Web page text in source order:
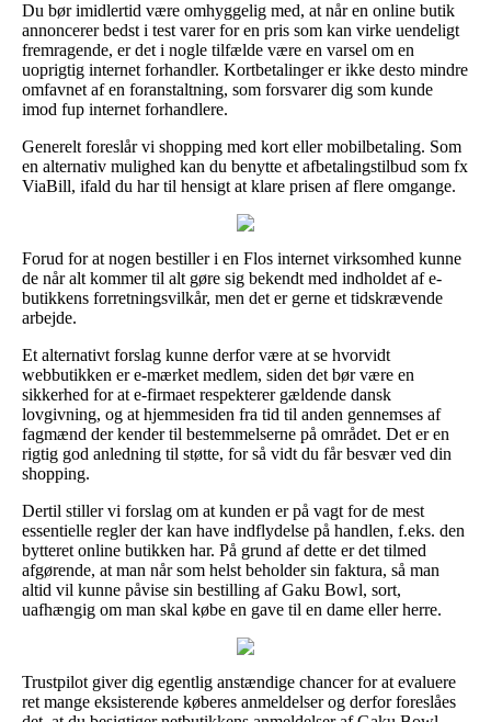
Du bør imidlertid være omhyggelig med, at når en online butik
annoncerer bedst i test varer for en pris som kan virke uendeligt
fremragende, er det i nogle tilfælde være en varsel om en
uoprigtig internet forhandler. Kortbetalinger er ikke desto mindre
omfavnet af en foranstaltning, som forsvarer dig som kunde
imod fup internet forhandlere.
Generelt foreslår vi shopping med kort eller mobilbetaling. Som
en alternativ mulighed kan du benytte et afbetalingstilbud som fx
ViaBill, ifald du har til hensigt at klare prisen af flere omgange.
Forud for at nogen bestiller i en Flos internet virksomhed kunne
de når alt kommer til alt gøre sig bekendt med indholdet af e-
butikkens forretningsvilkår, men det er gerne et tidskrævende
arbejde.
Et alternativt forslag kunne derfor være at se hvorvidt
webbutikken er e-mærket medlem, siden det bør være en
sikkerhed for at e-firmaet respekterer gældende dansk
lovgivning, og at hjemmesiden fra tid til anden gennemses af
fagmænd der kender til bestemmelserne på området. Det er en
rigtig god anledning til støtte, for så vidt du får besvær ved din
shopping.
Dertil stiller vi forslag om at kunden er på vagt for de mest
essentielle regler der kan have indflydelse på handlen, f.eks. den
bytteret online butikken har. På grund af dette er det tilmed
afgørende, at man når som helst beholder sin faktura, så man
altid vil kunne påvise sin bestilling af Gaku Bowl, sort,
uafhængig om man skal købe en gave til en dame eller herre.
Trustpilot giver dig egentlig anstændige chancer for at evaluere
ret mange eksisterende køberes anmeldelser og derfor foreslåes